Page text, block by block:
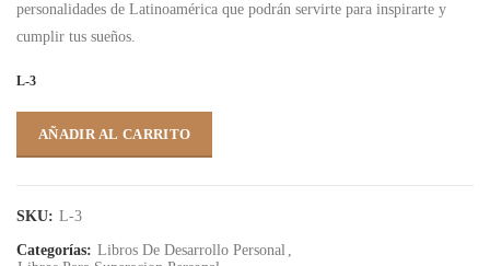
personalidades de Latinoamérica que podrán servirte para inspirarte y
cumplir tus sueños.
L-3
AÑADIR AL CARRITO
SKU: L-3
Categorías: Libros De Desarrollo Personal ,